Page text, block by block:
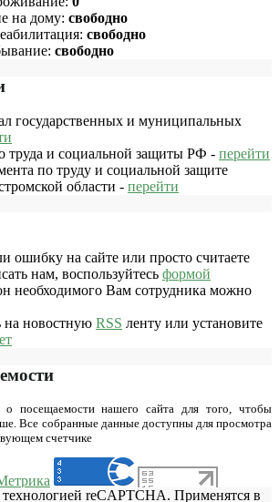
на дому: свободно
свободно
свободно
государственных и муниципальных
труда и социальной защиты РФ - перейти
по труду и социальной защите
области - перейти
ошибку на сайте или просто считаете
нам, воспользуйтесь формой
необходимого Вам сотрудника можно
новостную RSS ленту или установите
посещаемости нашего сайта для того, чтобы
Все собранные данные доступны для просмотра
счетчике
reCAPTCHA. Применятся в